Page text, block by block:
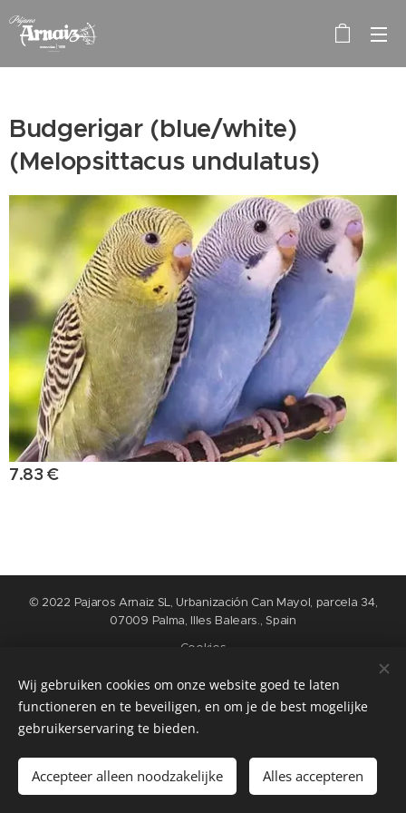
Budgerigar (blue/white)
(Melopsittacus undulatus)
7.83 €
Add to cart
© 2022 Pajaros Arnaiz SL, Urbanización Can Mayol, parcela 34,
07009 Palma, Illes Balears., Spain
Cookies
Languages
Nederlands
English Español Français
Wij gebruiken cookies om onze website goed te laten
functioneren en te beveiligen, en om je de best mogelijke
gebruikerservaring te bieden.
Accepteer alleen noodzakelijke Alles accepteren